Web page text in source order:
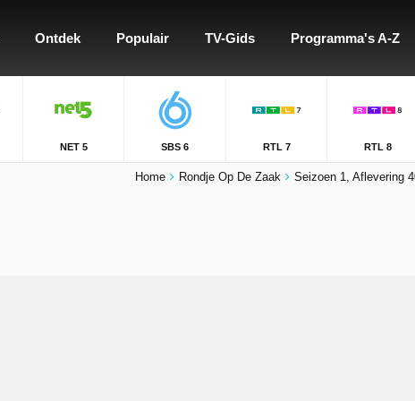
Ontdek Populair TV-Gids Programma's A-Z
NET 5 SBS 6 RTL 7 RTL 8
Home Rondje Op De Zaak Seizoen 1, Aflevering